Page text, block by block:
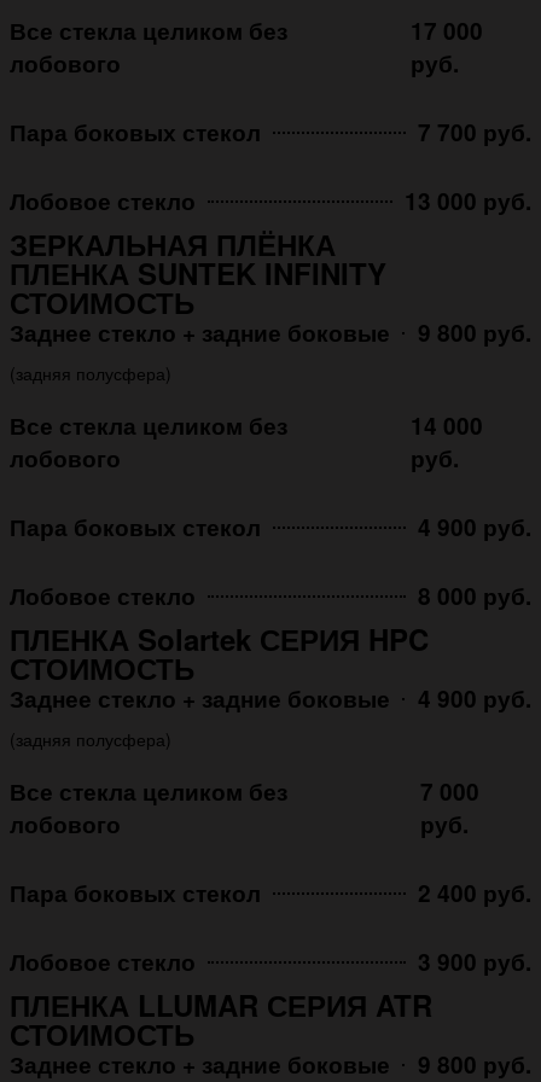
Все стекла целиком без
лобового
17 000
руб.
Пара боковых стекол 7 700 руб.
Лобовое стекло 13 000 руб.
ЗЕРКАЛЬНАЯ ПЛЁНКА
ПЛЕНКА SUNTEK INFINITY
СТОИМОСТЬ
Заднее стекло + задние боковые 9 800 руб.
(задняя полусфера)
Все стекла целиком без
лобового
14 000
руб.
Пара боковых стекол 4 900 руб.
Лобовое стекло 8 000 руб.
ПЛЕНКА Solartek СЕРИЯ HPC
СТОИМОСТЬ
Заднее стекло + задние боковые 4 900 руб.
(задняя полусфера)
Все стекла целиком без
лобового
7 000
руб.
Пара боковых стекол 2 400 руб.
Лобовое стекло 3 900 руб.
ПЛЕНКА LLUMAR СЕРИЯ ATR
СТОИМОСТЬ
Заднее стекло + задние боковые 9 800 руб.